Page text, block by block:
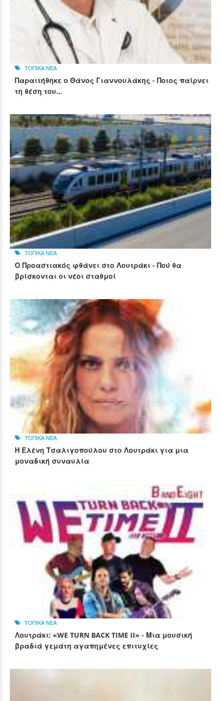
ΤΟΠΙΚΑ ΝΕΑ
Παραιτήθηκε ο Θάνος Γιαννουλάκης - Ποιος παίρνει
τη θέση του...
ΤΟΠΙΚΑ ΝΕΑ
Ο Προαστιακός φθάνει στο Λουτράκι - Πού θα
βρίσκονται οι νέοι σταθμοί
ΤΟΠΙΚΑ ΝΕΑ
Η Ελένη Τσαλιγοπούλου στο Λουτράκι για μια
μοναδική συναυλία
ΤΟΠΙΚΑ ΝΕΑ
Λουτράκι: «WE TURN BACK TIME II» - Μια μουσική
βραδιά γεμάτη αγαπημένες επιτυχίες